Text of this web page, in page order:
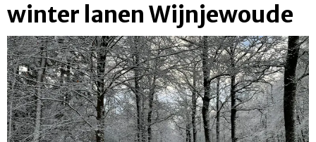
winter lanen Wijnjewoude